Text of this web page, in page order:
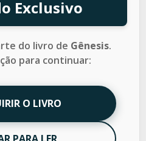
Exclusivo
do livro de Gênesis.
para continuar:
O LIVRO